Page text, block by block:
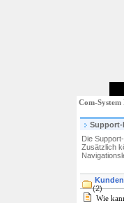
Com-System
Support-
Die
Zusätzlich
(2)
Wie